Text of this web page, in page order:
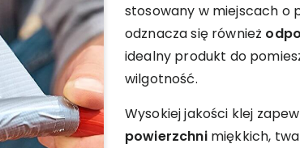
stosowany w miejscach o
odznacza się również
idealny produkt do
wilgotność.
Wysokiej jakości klej
powierzchnimiękkich,